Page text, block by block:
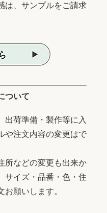
は、サンプルをご請求
ついて
出荷準備・製作等に入
や注文内容の変更はで
所などの変更も出来か
サイズ・品番・色・住
お願いします。